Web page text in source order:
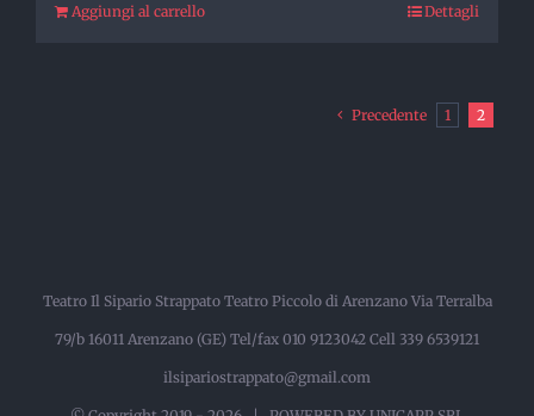
Aggiungi al carrello Dettagli
Precedente 1 2
Teatro Il Sipario Strappato Teatro Piccolo di Arenzano Via Terralba
79/b 16011 Arenzano (GE) Tel/fax 010 9123042 Cell 339 6539121
ilsipariostrappato@gmail.com